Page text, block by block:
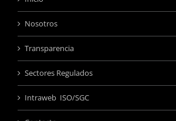
Nosotros
Transparencia
Sectores Regulados
Intraweb ISO/SGC